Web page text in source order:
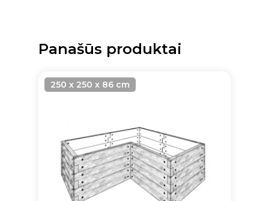
Krepšelyje nėra produktų.
Panašūs produktai
250 x 250 x 86 cm